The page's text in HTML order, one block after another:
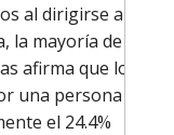
al dirigirse a
la mayoría de
afirma que lo
una persona
el 24.4%